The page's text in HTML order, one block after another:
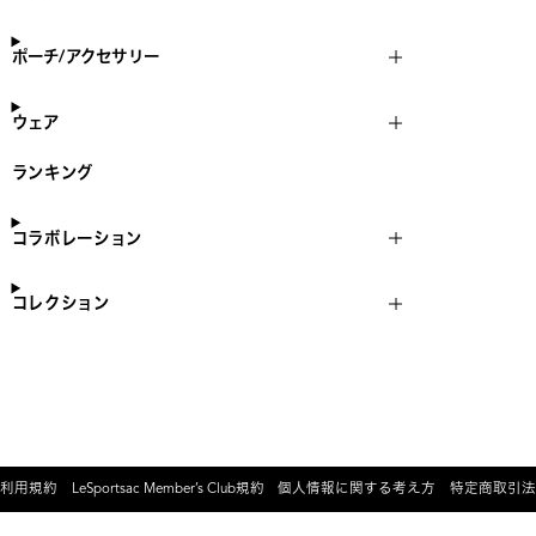
ポーチ/アクセサリー
ウェア
ランキング
コラボレーション
コレクション
利用規約 LeSportsac Member’s Club規約 個人情報に関する考え方 特定商取引